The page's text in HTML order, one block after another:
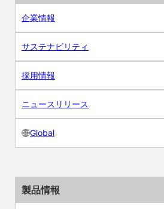
企業情報
サステナビリティ
採用情報
ニュースリリース
Global
製品情報